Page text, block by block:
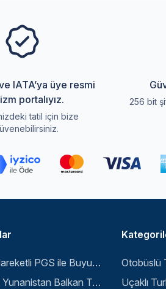
IATA’ya üye resmi
portalıyız.
tatil için bize
256 bit
Gaziantep Hareketli PGS ile Buyuk Balkan 6 Gece 8 Gun Vizesiz SKP-SKP
Büyük İtalya Yunanistan Balkan Turu - İstanbul
Otobüslü
Uçaklı